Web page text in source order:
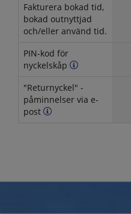
Fakturera bokad tid,
bokad outnyttjad
och/eller använd tid.
PIN-kod för
nyckelskåp
"Returnyckel" -
påminnelser via e-
post